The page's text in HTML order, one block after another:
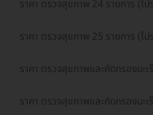
ราคา ตรวจสุขภาพ 24 รายการ (
ราคา ตรวจสุขภาพ 25 รายการ (โ
ราคา ตรวจสุขภาพและคัดกรองมะ
ราคา ตรวจสุขภาพและคัดกรองมะ